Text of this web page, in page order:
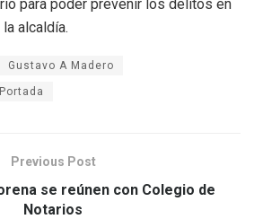
para poder prevenir los delitos en
alcaldía.
Gustavo A Madero
Portada
Previous Post
se reúnen con Colegio de
Notarios